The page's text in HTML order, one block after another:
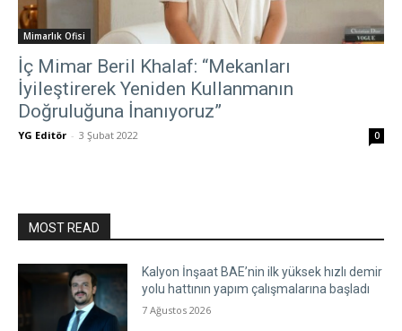
Mimarlık Ofisi
İç Mimar Beril Khalaf: “Mekanları
İyileştirerek Yeniden Kullanmanın
Doğruluğuna İnanıyoruz”
YG Editör - 3 Şubat 2022 0
MOST READ
Kalyon İnşaat BAE’nin ilk yüksek hızlı demir
yolu hattının yapım çalışmalarına başladı
7 Ağustos 2026